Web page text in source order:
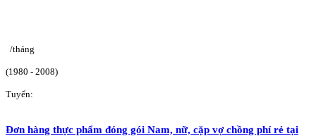
/tháng
(1980 - 2008)
Tuyển:
Đơn hàng thực phẩm đóng gói Nam, nữ, cặp vợ chồng phí rẻ tại